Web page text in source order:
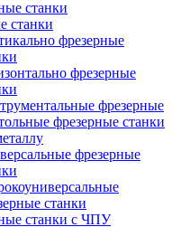
станки
фрезерные
фрезерные
фрезерные
фрезерные станки
фрезерные
станки